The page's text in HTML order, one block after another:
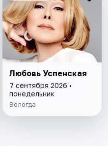
Любовь Успенская
7 сентября 2026 •
понедельник
Вологда